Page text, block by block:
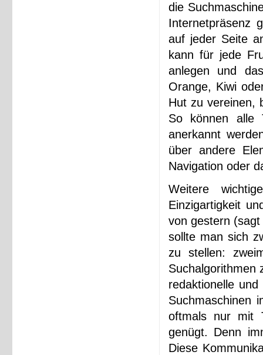
die
Internetpräsenz
auf jeder Seite
kann für jede
anlegen und
Orange, Kiwi
Hut zu vereinen,
So können alle
anerkannt
über andere
Navigation oder
Weitere
Einzigartigkeit
von gestern
sollte man sich
zu stellen:
Suchalgorithmen
redaktionelle
Suchmaschinen
oftmals nur mit
genügt. Denn
Diese